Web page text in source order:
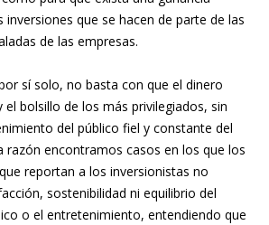
inversiones que se hacen de parte de las
de las empresas.
sí solo, no basta con que el dinero
bolsillo de los más privilegiados, sin
del público fiel y constante del
razón encontramos casos en los que los
reportan a los inversionistas no
sostenibilidad ni equilibrio del
o el entretenimiento, entendiendo que